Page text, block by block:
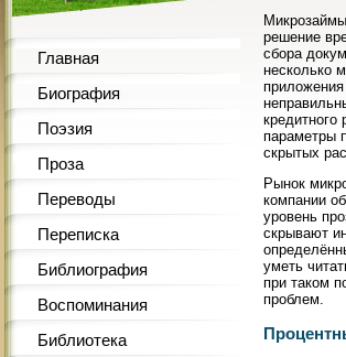
Главная
Биография
Поэзия
Проза
Переводы
Переписка
Библиография
Воспоминания
Библиотека
решение
сбора
несколько
параметры
скрытых
Рынок
компании
уровень
скрывают
уметь
при таком
проблем.